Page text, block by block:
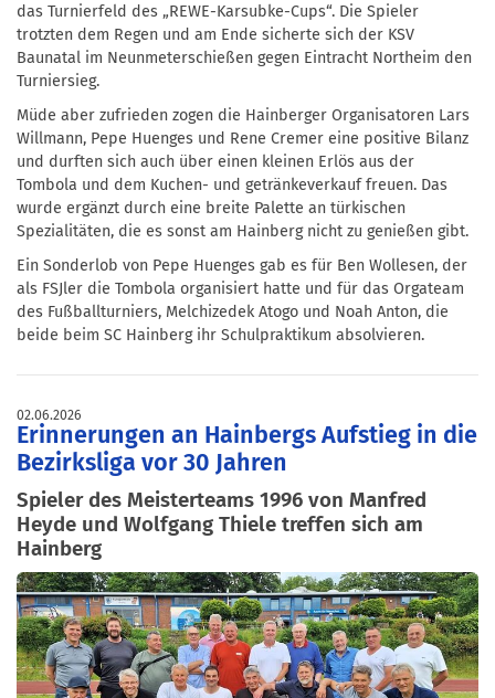
das Turnierfeld des „REWE-Karsubke-Cups“. Die Spieler
trotzten dem Regen und am Ende sicherte sich der KSV
Baunatal im Neunmeterschießen gegen Eintracht Northeim den
Turniersieg.
Müde aber zufrieden zogen die Hainberger Organisatoren Lars
Willmann, Pepe Huenges und Rene Cremer eine positive Bilanz
und durften sich auch über einen kleinen Erlös aus der
Tombola und dem Kuchen- und getränkeverkauf freuen. Das
wurde ergänzt durch eine breite Palette an türkischen
Spezialitäten, die es sonst am Hainberg nicht zu genießen gibt.
Ein Sonderlob von Pepe Huenges gab es für Ben Wollesen, der
als FSJler die Tombola organisiert hatte und für das Orgateam
des Fußballturniers, Melchizedek Atogo und Noah Anton, die
beide beim SC Hainberg ihr Schulpraktikum absolvieren.
02.06.2026
Erinnerungen an Hainbergs Aufstieg in die
Bezirksliga vor 30 Jahren
Spieler des Meisterteams 1996 von Manfred
Heyde und Wolfgang Thiele treffen sich am
Hainberg